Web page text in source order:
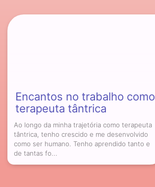
Encantos no trabalho como
terapeuta tântrica
Ao longo da minha trajetória como terapeuta
tântrica, tenho crescido e me desenvolvido
como ser humano. Tenho aprendido tanto e
de tantas fo...